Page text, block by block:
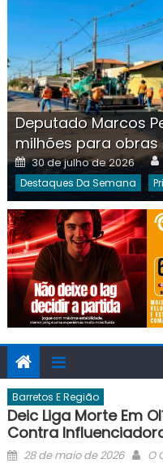
Deputado Marcos
milhões para obras
Posted
on
30 de julho de 2026
Destaques Da Semana
Barretos E Região
Deic Liga Morte Em
Contra
Posted
28 de maio de 2026 O